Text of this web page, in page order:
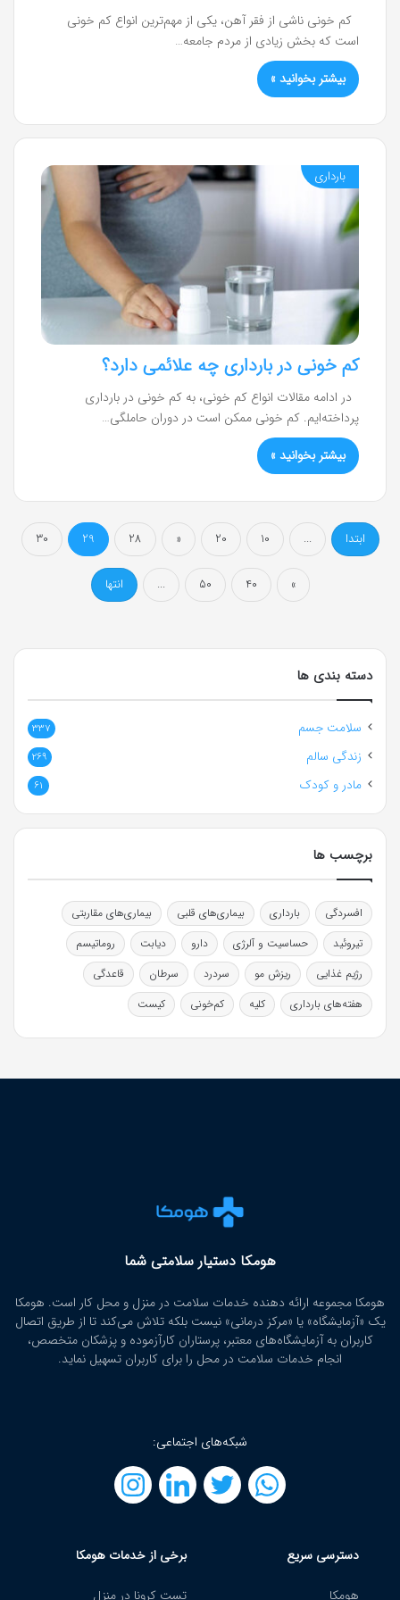
کم خونی ناشی از فقر آهن، یکی از مهم‌ترین انواع کم خونی
است که بخش زیادی از مردم جامعه…
بیشتر بخوانید »
بارداری
کم خونی در بارداری چه علائمی دارد؟
در ادامه مقالات انواع کم خونی، به کم خونی در بارداری
پرداخته‌ایم. کم خونی ممکن است در دوران حاملگی…
بیشتر بخوانید »
ابتدا ...
10
20
«
28
29
30
»
40
50
... انتها
دسته بندی ها
سلامت جسم 337
زندگی سالم 269
مادر و کودک 61
برچسب ها
افسردگی بارداری بیماری‌های قلبی
بیماری‌های مقاربتی
تیروئید
حساسیت و آلرژی دارو دیابت
روماتیسم
رژیم غذایی
ریزش مو سردرد سرطان
قاعدگی
هفته‌های بارداری
کلیه کم‌خونی کیست
هومکا دستیار سلامتی شما
هومکا مجموعه ارائه‌ دهنده خدمات سلامت در منزل و محل کار است. هومکا
یک «آزمایشگاه» یا «مرکز درمانی» نیست بلکه تلاش می‌کند تا از طریق اتصال
کاربران به آزمایشگاه‌های معتبر، پرستاران کارآزموده و پزشکان متخصص،
انجام خدمات سلامت در محل را برای کاربران تسهیل نماید.
شبکه‌های اجتماعی:
دسترسی سریع
هومکا
برخی از خدمات هومکا
تست کرونا در منزل